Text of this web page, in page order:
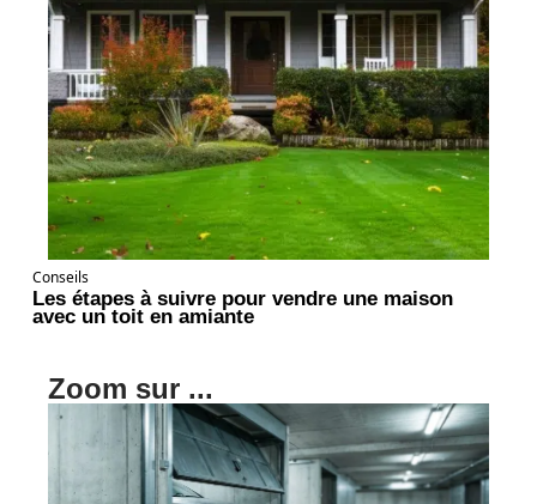
Conseils
Les étapes à suivre pour vendre une maison
avec un toit en amiante
Zoom sur ...